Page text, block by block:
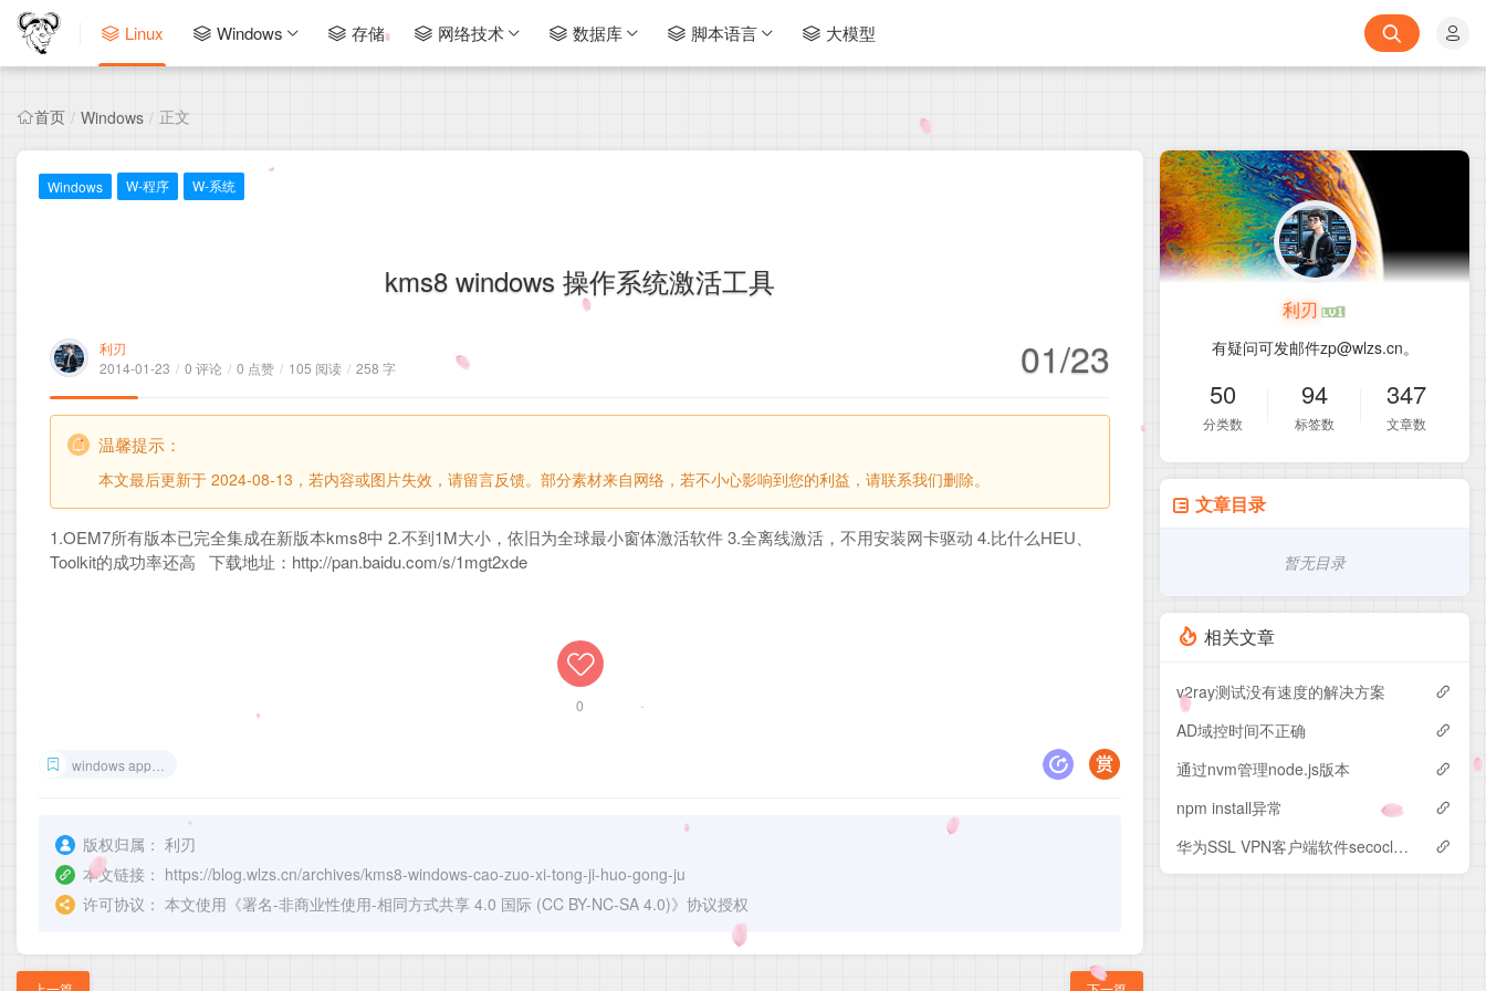
Linux Windows 存储 网络技术 数据库 脚本语言 大模型
首页 / Windows / 正文
Windows W-程序 W-系统
kms8 windows 操作系统激活工具
利刃
2014-01-23 / 0 评论 / 0 点赞 / 105 阅读 / 258 字 01/23
温馨提示：
本文最后更新于 2024-08-13，若内容或图片失效，请留言反馈。部分素材来自网络，若不小心影响到您的利益，请联系我们删除。
1.OEM7所有版本已完全集成在新版本kms8中 2.不到1M大小，依旧为全球最小窗体激活软件 3.全离线激活，不用安装网卡驱动 4.比什么HEU、
Toolkit的成功率还高 下载地址：http://pan.baidu.com/s/1mgt2xde
0
windows application
版权归属： 利刃
本文链接： https://blog.wlzs.cn/archives/kms8-windows-cao-zuo-xi-tong-ji-huo-gong-ju
许可协议： 本文使用《署名-非商业性使用-相同方式共享 4.0 国际 (CC BY-NC-SA 4.0)》协议授权
利刃
有疑问可发邮件zp@wlzs.cn。
50
分类数
94
标签数
347
文章数
文章目录
暂无目录
相关文章
v2ray测试没有速度的解决方案
AD域控时间不正确
通过nvm管理node.js版本
npm install异常
华为SSL VPN客户端软件secoclient软件变更问题